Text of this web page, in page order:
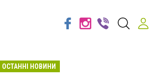
ОСТАННІ НОВИНИ